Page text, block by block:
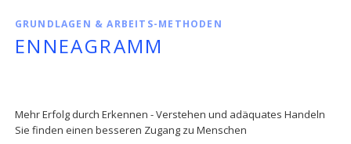
GRUNDLAGEN & ARBEITS-METHODEN
ENNEAGRAMM
Mehr Erfolg durch Erkennen - Verstehen und adäquates Handeln
Sie finden einen besseren Zugang zu Menschen